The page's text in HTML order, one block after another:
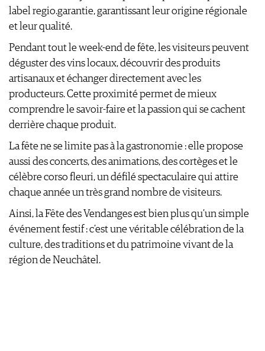
ARCHIV
VORTEILSWELT
VINOPHILES
ARCHIV
AWARDS
GEWINNSPIELE
VORTEILSWELT
TRINKREIFETABELLE
ABO
WEINSUCHE
NEWSLETTER
WINE TRADE CLUB
REDAKTION
JOBS
WERBUNG
PRESSE
AGB & DATENSCHUTZ
FAQ
label regio.garantie, garantissant leur origine régionale
et leur qualité.
Pendant tout le week-end de fête, les visiteurs peuvent
déguster des vins locaux, découvrir des produits
artisanaux et échanger directement avec les
producteurs. Cette proximité permet de mieux
comprendre le savoir-faire et la passion qui se cachent
derrière chaque produit.
La fête ne se limite pas à la gastronomie : elle propose
aussi des concerts, des animations, des cortèges et le
célèbre corso fleuri, un défilé spectaculaire qui attire
chaque année un très grand nombre de visiteurs.
Ainsi, la Fête des Vendanges est bien plus qu’un simple
événement festif : c’est une véritable célébration de la
culture, des traditions et du patrimoine vivant de la
région de Neuchâtel.